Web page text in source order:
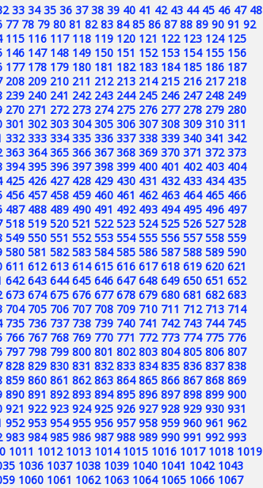
33 34 35 36 37 38 39 40 41 42 43 44 45 46 47 48
77 78 79 80 81 82 83 84 85 86 87 88 89 90 91 92
115 116 117 118 119 120 121 122 123 124 125
146 147 148 149 150 151 152 153 154 155 156
177 178 179 180 181 182 183 184 185 186 187
208 209 210 211 212 213 214 215 216 217 218
239 240 241 242 243 244 245 246 247 248 249
270 271 272 273 274 275 276 277 278 279 280
301 302 303 304 305 306 307 308 309 310 311
332 333 334 335 336 337 338 339 340 341 342
363 364 365 366 367 368 369 370 371 372 373
394 395 396 397 398 399 400 401 402 403 404
425 426 427 428 429 430 431 432 433 434 435
456 457 458 459 460 461 462 463 464 465 466
487 488 489 490 491 492 493 494 495 496 497
518 519 520 521 522 523 524 525 526 527 528
549 550 551 552 553 554 555 556 557 558 559
580 581 582 583 584 585 586 587 588 589 590
611 612 613 614 615 616 617 618 619 620 621
642 643 644 645 646 647 648 649 650 651 652
673 674 675 676 677 678 679 680 681 682 683
704 705 706 707 708 709 710 711 712 713 714
735 736 737 738 739 740 741 742 743 744 745
766 767 768 769 770 771 772 773 774 775 776
797 798 799 800 801 802 803 804 805 806 807
828 829 830 831 832 833 834 835 836 837 838
859 860 861 862 863 864 865 866 867 868 869
890 891 892 893 894 895 896 897 898 899 900
921 922 923 924 925 926 927 928 929 930 931
952 953 954 955 956 957 958 959 960 961 962
983 984 985 986 987 988 989 990 991 992 993
1011 1012 1013 1014 1015 1016 1017 1018 1019
1036 1037 1038 1039 1040 1041 1042 1043
1060 1061 1062 1063 1064 1065 1066 1067